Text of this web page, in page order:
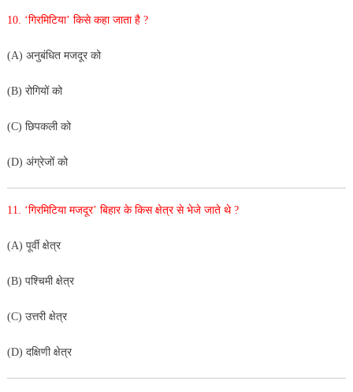
10. ‘गिरमिटिया’ किसे कहा जाता है ?
(A) अनुबंधित मजदूर को
(B) रोगियों को
(C) छिपकली को
(D) अंग्रेजों को
11. ‘गिरमिटिया मजदूर’ बिहार के किस क्षेत्र से भेजे जाते थे ?
(A) पूर्वी क्षेत्र
(B) पश्चिमी क्षेत्र
(C) उत्तरी क्षेत्र
(D) दक्षिणी क्षेत्र